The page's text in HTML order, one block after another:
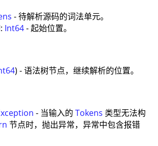
- 待解析源码的词法单元。
Int64- 起始位置。
) - 语法树节点，继续解析的位置。
- 当输入的 Tokens 类型无法构
节点时，抛出异常，异常中包含报错